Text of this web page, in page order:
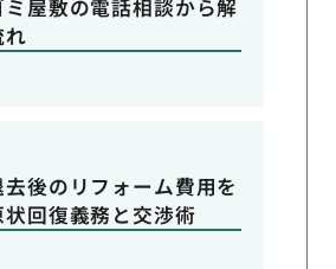
ミ屋敷の電話相談から解
れ
後のリフォーム費用を
回復義務と交渉術